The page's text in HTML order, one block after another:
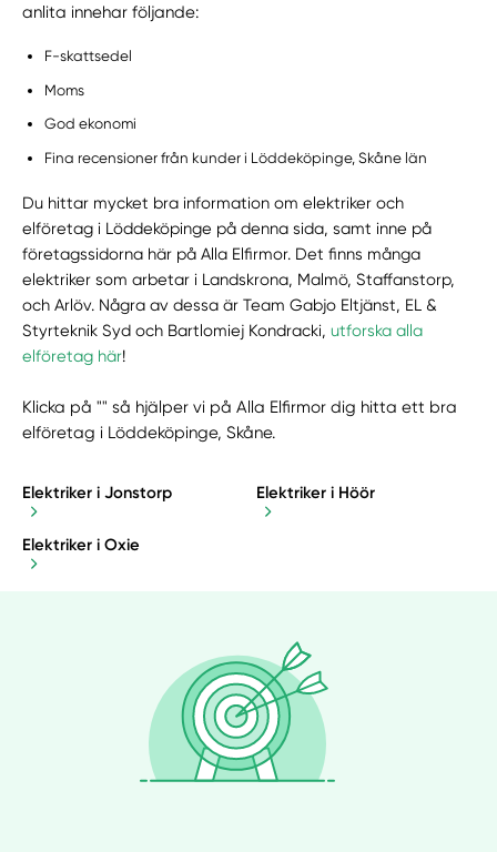
anlita innehar följande:
F-skattsedel
Moms
God ekonomi
Fina recensioner från kunder i Löddeköpinge, Skåne län
Du hittar mycket bra information om elektriker och
elföretag i Löddeköpinge på denna sida, samt inne på
företagssidorna här på Alla Elfirmor. Det finns många
elektriker som arbetar i Landskrona, Malmö, Staffanstorp,
och Arlöv. Några av dessa är Team Gabjo Eltjänst, EL &
Styrteknik Syd och Bartlomiej Kondracki,utforska alla
elföretag här!
Klicka på "" så hjälper vi på Alla Elfirmor dig hitta ett bra
elföretag i Löddeköpinge, Skåne.
Elektriker i Jonstorp Elektriker i Höör
Elektriker i Oxie